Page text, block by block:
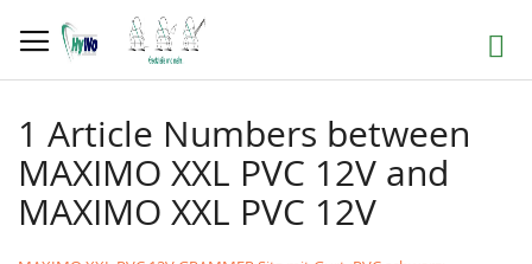
zum
Inhalt
Suche
1 Article Numbers between
MAXIMO XXL PVC 12V and
MAXIMO XXL PVC 12V